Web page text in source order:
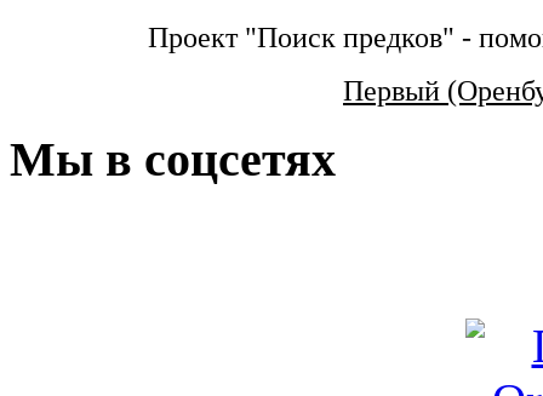
Проект "Поиск предков" -
Первый
Мы в соцсетях